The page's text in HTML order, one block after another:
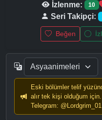
İzlenme:
10
Seri Takipçi:
Beğen
Eski bölümler telif
alır tek kişi olduğum
Telegram: